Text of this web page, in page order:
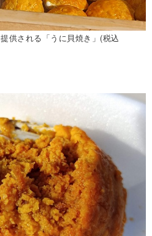
供される「うに貝焼き」(税込